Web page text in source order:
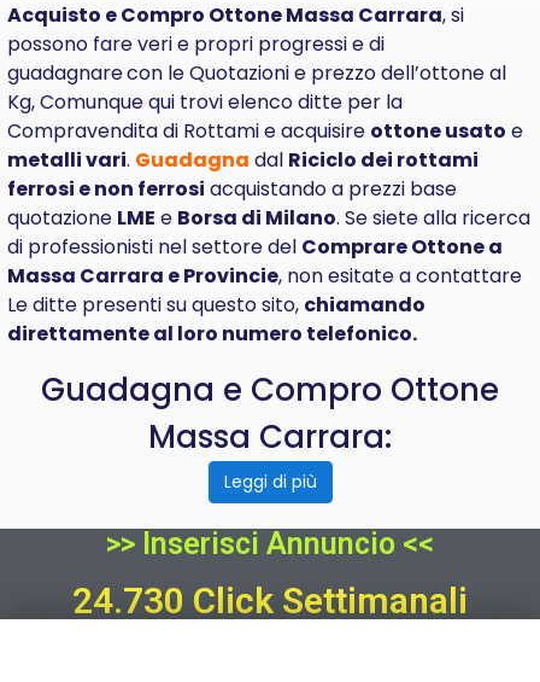
Acquisto e Compro Ottone Massa Carrara, si
possono fare veri e propri progressi e di
guadagnarecon le Quotazioni e prezzo dell’ottone al
Kg, Comunque qui trovi elenco ditte per la
Compravendita di Rottami e acquisire ottone usato e
metalli vari. Guadagna dal Riciclo dei rottami
ferrosi e non ferrosi acquistando a prezzi base
quotazione LME e Borsa di Milano. Se siete alla ricerca
di professionisti nel settore del ComprareOttone a
Massa Carrara e Provincie, non esitate a contattare
Le ditte presenti su questo sito, chiamando
direttamente al loro numero telefonico.
Guadagna e Compro Ottone
Massa Carrara:
Leggi di più
>> Inserisci Annuncio <<
24.730 Click Settimanali